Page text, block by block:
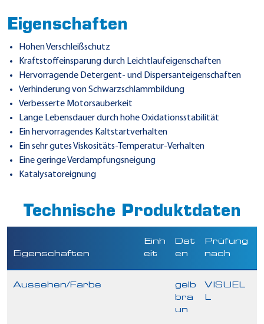
Eigenschaften
Hohen Verschleißschutz
Kraftstoffeinsparung durch Leichtlaufeigenschaften
Hervorragende Detergent- und Dispersanteigenschaften
Verhinderung von Schwarzschlammbildung
Verbesserte Motorsauberkeit
Lange Lebensdauer durch hohe Oxidationsstabilität
Ein hervorragendes Kaltstartverhalten
Ein sehr gutes Viskositäts-Temperatur-Verhalten
Eine geringe Verdampfungsneigung
Katalysatoreignung
Technische Produktdaten
Eigenschaften
Einh
eit
Dat
en
Prüfung
nach
Aussehen/Farbe
gelb
bra
un
VISUEL
L